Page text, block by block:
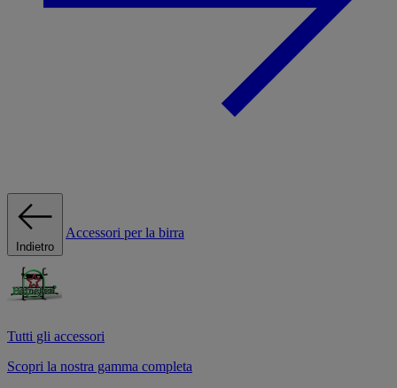
Indietro
Accessori per la birra
Tutti gli accessori
Scopri la nostra gamma completa